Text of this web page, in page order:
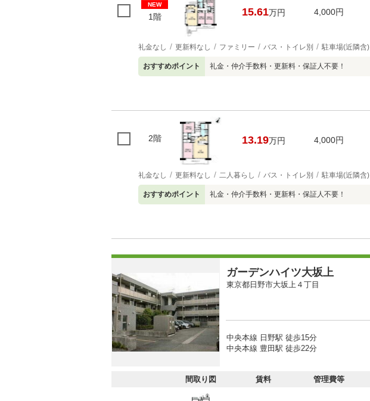
NEW
1階 15.61万円 4,000円
礼金なし 更新料なし ファミリー バス・トイレ別 駐車場(近隣含)
おすすめポイント 礼金・仲介手数料・更新料・保証人不要！
2階 13.19万円 4,000円
礼金なし 更新料なし 二人暮らし バス・トイレ別 駐車場(近隣含)
おすすめポイント 礼金・仲介手数料・更新料・保証人不要！
ガーデンハイツ大坂上
東京都日野市大坂上４丁目
中央本線 日野駅 徒歩15分
中央本線 豊田駅 徒歩22分
間取り図 賃料 管理費等